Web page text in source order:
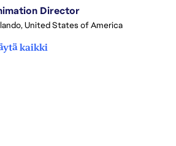
Director
United States of America
kaikki